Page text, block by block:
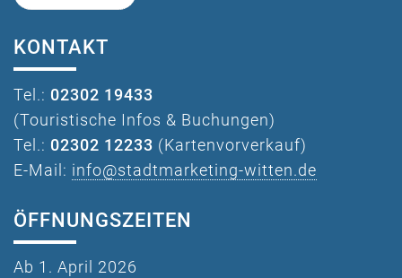
KONTAKT
Tel.: 02302 19433
(Touristische Infos & Buchungen)
Tel.: 02302 12233 (Kartenvorverkauf)
E-Mail: info@stadtmarketing-witten.de
ÖFFNUNGSZEITEN
Ab 1. April 2026